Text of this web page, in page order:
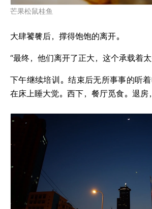
芒果松鼠桂鱼
大肆饕餮后，撑得饱饱的离开。
“最终，他们离开了正大，这个承载着
下午继续培训。结束后无所事事的听
在床上睡大觉。西下，餐厅觅食。退房